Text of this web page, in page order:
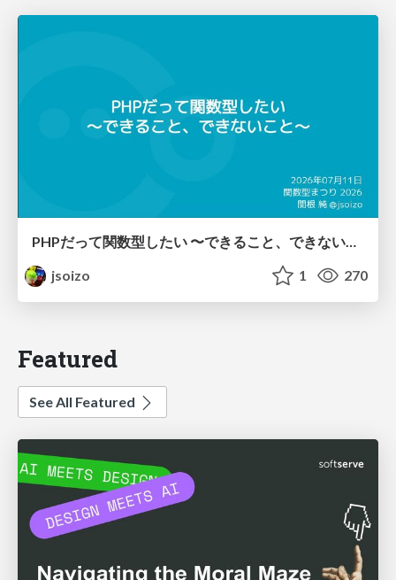
PHPだって関数型したい 〜できること、できないこと〜 / fp-in-php
jsoizo
1 270
Featured
See All Featured